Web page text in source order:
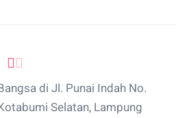
di Jl. Punai Indah No.
Selatan, Lampung